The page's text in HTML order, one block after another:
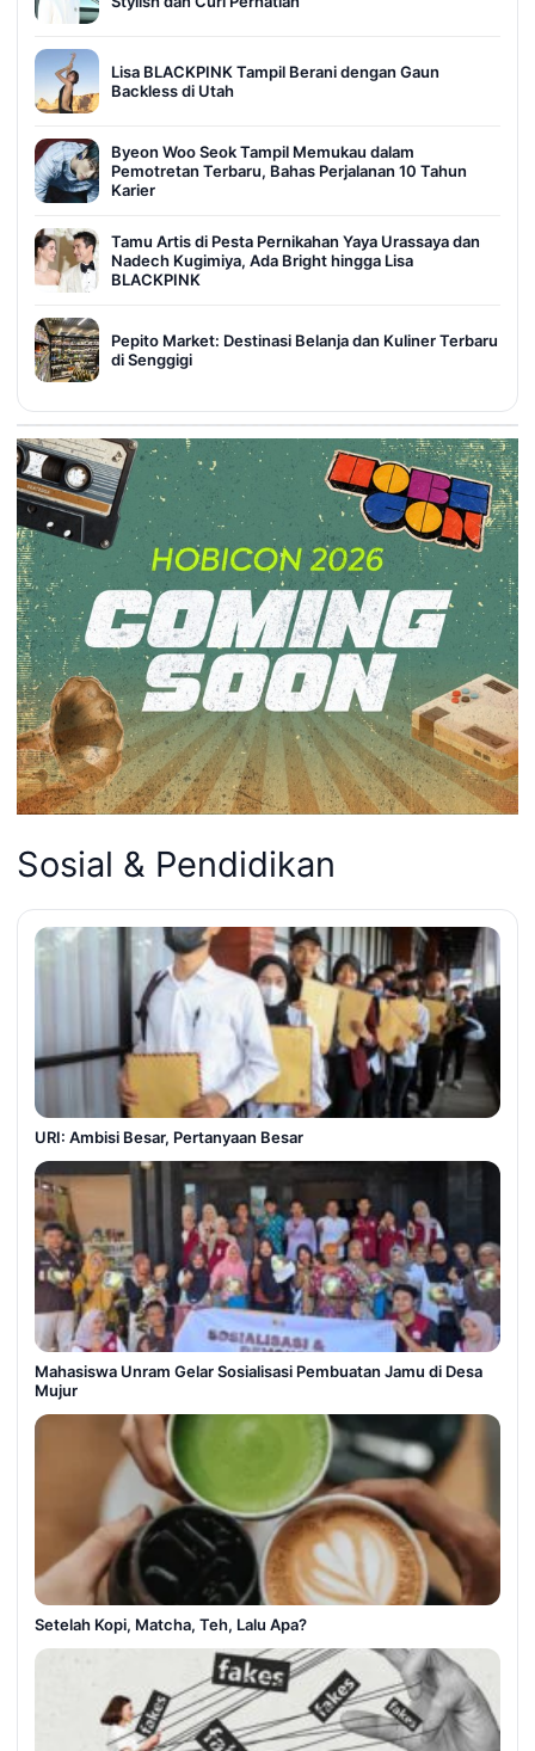
Lisa BLACKPINK Tampil Berani dengan Gaun
Backless di Utah
Byeon Woo Seok Tampil Memukau dalam
Pemotretan Terbaru, Bahas Perjalanan 10 Tahun
Karier
Tamu Artis di Pesta Pernikahan Yaya Urassaya dan
Nadech Kugimiya, Ada Bright hingga Lisa
BLACKPINK
Pepito Market: Destinasi Belanja dan Kuliner Terbaru
di Senggigi
Sosial & Pendidikan
URI: Ambisi Besar, Pertanyaan Besar
Mahasiswa Unram Gelar Sosialisasi Pembuatan Jamu di Desa
Mujur
Setelah Kopi, Matcha, Teh, Lalu Apa?